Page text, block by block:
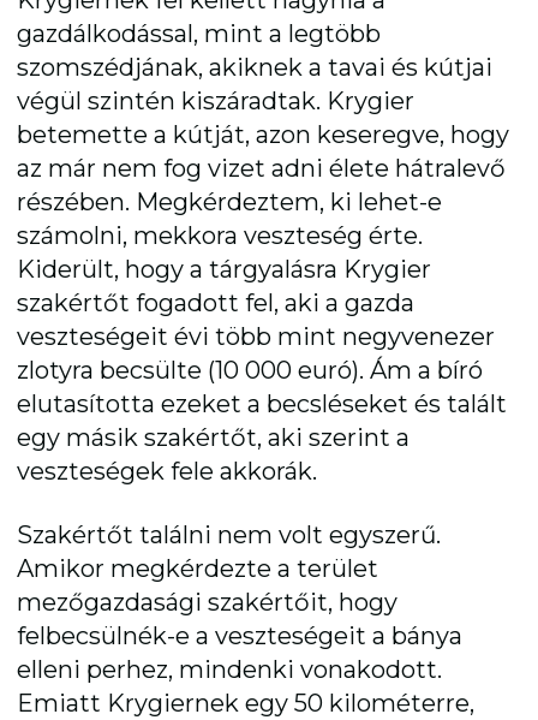
gazdálkodással, mint a legtöbb
szomszédjának, akiknek a tavai és kútjai
végül szintén kiszáradtak. Krygier
betemette a kútját, azon keseregve, hogy
az már nem fog vizet adni élete hátralevő
részében. Megkérdeztem, ki lehet-e
számolni, mekkora veszteség érte.
Kiderült, hogy a tárgyalásra Krygier
szakértőt fogadott fel, aki a gazda
veszteségeit évi több mint negyvenezer
zlotyra becsülte (10 000 euró). Ám a bíró
elutasította ezeket a becsléseket és talált
egy másik szakértőt, aki szerint a
veszteségek fele akkorák.
Szakértőt találni nem volt egyszerű.
Amikor megkérdezte a terület
mezőgazdasági szakértőit, hogy
felbecsülnék-e a veszteségeit a bánya
elleni perhez, mindenki vonakodott.
Emiatt Krygiernek egy 50 kilométerre,